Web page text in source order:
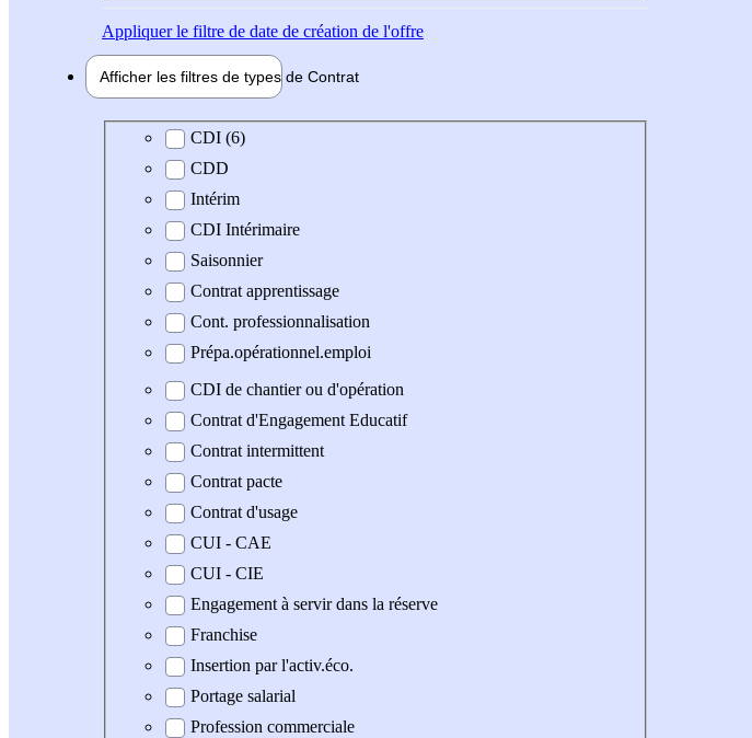
Appliquerle filtre de date de création de l'offre
Afficher les filtres de types de Contrat
Type de contrat
CDI (6)
CDD
Intérim
CDI Intérimaire
Saisonnier
Contrat apprentissage
Cont. professionnalisation
Prépa.opérationnel.emploi
CDI de chantier ou d'opération
Contrat d'Engagement Educatif
Contrat intermittent
Contrat pacte
Contrat d'usage
CUI - CAE
CUI - CIE
Engagement à servir dans la réserve
Franchise
Insertion par l'activ.éco.
Portage salarial
Profession commerciale